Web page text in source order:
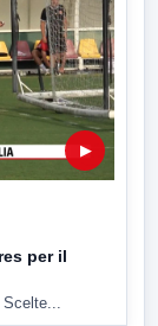
▶
per il